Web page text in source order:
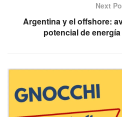
Next
Argentina y el offshore:
potencial de